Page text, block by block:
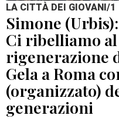
LA CITTÀ DEI GIOVANI/1
Simone
Ci ribelliamo al
rigenerazione
Gela a Roma
(organizzato)
generazioni